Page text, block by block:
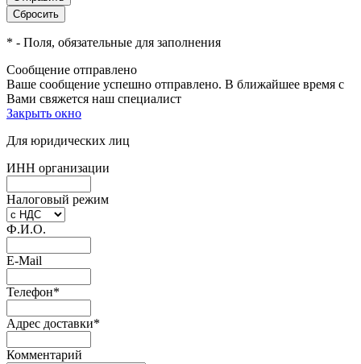
* - Поля, обязательные для заполнения
Сообщение отправлено
Ваше сообщение успешно отправлено. В ближайшее время с
Вами свяжется наш специалист
Закрыть окно
Для юридических лиц
ИНН организации
Налоговый режим
Ф.И.О.
E-Mail
Телефон*
Адрес доставки*
Комментарий